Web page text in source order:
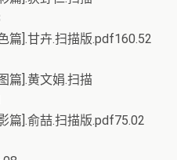
篇].甘卉.扫描版.pdf160.52
篇].黄文娟.扫描
篇].俞喆.扫描版.pdf75.02